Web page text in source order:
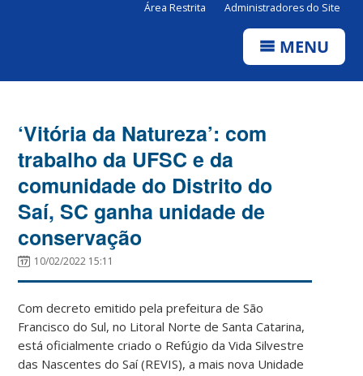
Área Restrita Administradores do Site
MENU
‘Vitória da Natureza’: com
trabalho da UFSC e da
comunidade do Distrito do
Saí, SC ganha unidade de
conservação
10/02/2022 15:11
Com decreto emitido pela prefeitura de São
Francisco do Sul, no Litoral Norte de Santa Catarina,
está oficialmente criado o Refúgio da Vida Silvestre
das Nascentes do Saí (REVIS), a mais nova Unidade